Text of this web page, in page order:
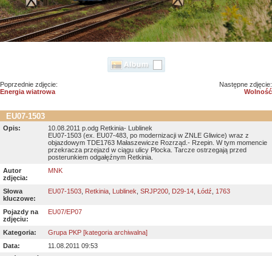
Poprzednie zdjęcie:
Energia wiatrowa
Następne zdjęcie:
Wolność
EU07-1503
Opis:
10.08.2011 p.odg Retkinia- Lublinek
EU07-1503 (ex. EU07-483, po modernizacji w ZNLE Gliwice) wraz z
objazdowym TDE1763 Małaszewicze Rozrząd.- Rzepin. W tym momencie
przekracza przejazd w ciągu ulicy Plocka. Tarcze ostrzegają przed
posterunkiem odgałęźnym Retkinia.
Autor
zdjęcia:
MNK
Słowa
kluczowe:
EU07-1503 Retkinia Lublinek SRJP200 D29-14 Łódź 1763
Pojazdy na
zdjęciu:
EU07/EP07
Kategoria:
Grupa PKP [kategoria archiwalna]
Data:
11.08.2011 09:53